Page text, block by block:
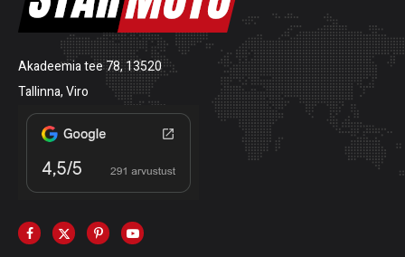
Akadeemia tee 78, 13520
Tallinna, Viro